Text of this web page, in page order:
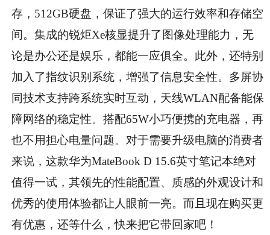
存，512GB硬盘，保证了强大的运行效率和存储空
间。集成的锐炬Xe核显提升了图像处理能力，无
论是办公还是娱乐，都能一应俱全。此外，还特别
加入了指纹识别系统，增强了信息安全性。多屏协
同技术支持跨系统实时互动，天线WLAN配备能保
障网络的稳定性。搭配65W小巧便携的充电器，再
也不用担心电量问题。对于需要升级电脑的消费者
来说，这款华为MateBook D 15.6英寸笔记本绝对
值得一试，其领先的性能配置、质感的外观设计和
优秀的使用体验都让人眼前一亮。而且现在购买更
有优惠，还等什么，快来把它带回家吧！